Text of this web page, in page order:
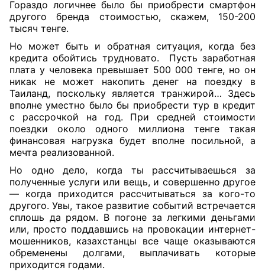
Гораздо логичнее было бы приобрести смартфон
другого бренда стоимостью, скажем, 150-200
тысяч тенге.
Но может быть и обратная ситуация, когда без
кредита обойтись трудновато.
Пусть заработная
плата у человека превышает 500 000 тенге, но он
никак не может накопить денег на поездку в
Таиланд, поскольку является транжирой… Здесь
вполне уместно было бы приобрести тур в кредит
с рассрочкой на год. При средней стоимости
поездки около одного миллиона тенге такая
финансовая нагрузка будет вполне посильной, а
мечта реализованной.
Но одно дело, когда ты рассчитываешься за
полученные услуги или вещь, и совершенно другое
— когда приходится рассчитываться за кого-то
другого. Увы, такое развитие событий встречается
сплошь да рядом. В погоне за легкими деньгами
или, просто поддавшись на провокации интернет-
мошенников, казахстанцы все чаще оказываются
обременены долгами, выплачивать которые
приходится годами.